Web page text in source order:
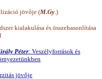
jövője (M.Gy .)
kialakulása és összehasonlítása
Péter: Veszélyforrások és
jövője